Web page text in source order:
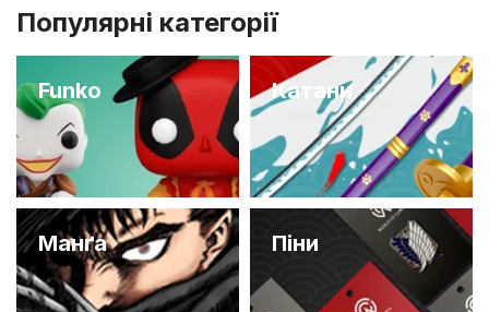
Популярні категорії
Funko Катани
Манґа Піни